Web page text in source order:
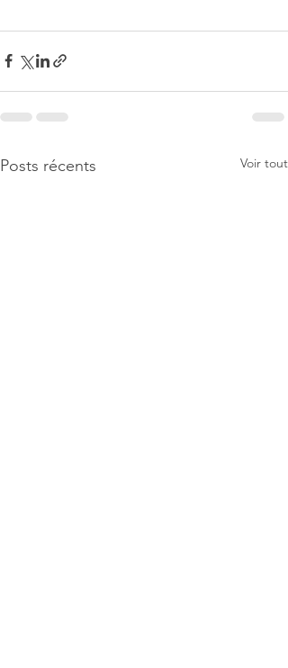
Posts récents Voir tout